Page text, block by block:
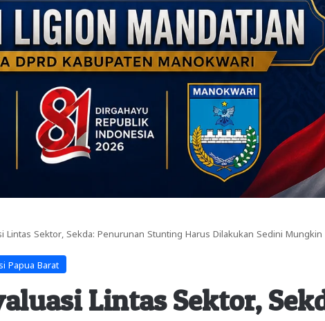
Lintas Sektor, Sekda: Penurunan Stunting Harus Dilakukan Sedini Mungkin
Papua Barat
Lintas Sektor,